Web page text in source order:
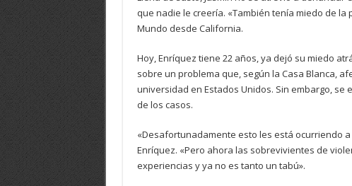
que nadie le creería. «También tenía miedo de la
Mundo desde California.
Hoy, Enríquez tiene 22 años, ya dejó su miedo
sobre un problema que, según la Casa Blanca,
universidad en Estados Unidos. Sin embargo,
de los casos.
«Desafortunadamente esto les está ocurriendo
Enríquez. «Pero ahora las sobrevivientes de
experiencias y ya no es tanto un tabú».